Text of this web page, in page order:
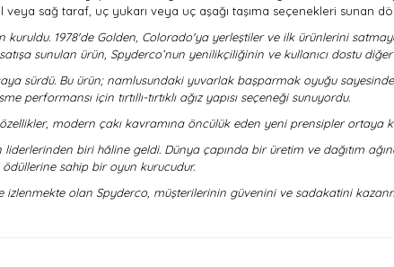
veya sağ taraf, uç yukarı veya uç aşağı taşıma seçenekleri sunan
kuruldu. 1978'de Golden, Colorado'ya yerleştiler ve ilk ürünlerini
sunulan ürün, Spyderco’nun yenilikçiliğinin ve kullanıcı dostu
sürdü. Bu ürün; namlusundaki yuvarlak başparmak oyuğu
performansı için tırtıllı-tırtıklı ağız yapısı seçeneği sunuyordu.
modern çakı kavramına öncülük eden yeni prensipler ortaya
biri hâline geldi. Dünya çapında bir üretim ve dağıtım
sahip bir oyun kurucudur.
izlenmekte olan Spyderco, müşterilerinin güvenini ve sadakatini